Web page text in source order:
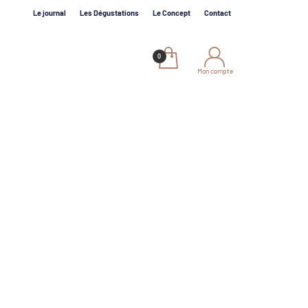
Le journal Les Dégustations Le Concept Contact
Mon compte